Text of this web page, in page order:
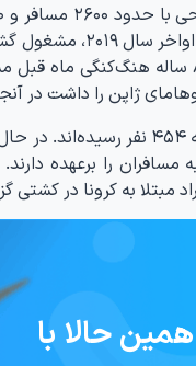
تفریحی، مسافران
موارد اولیه مبتلا ۱۰ نفر
را برعهده
مبتلا به کرونا در
حالا با